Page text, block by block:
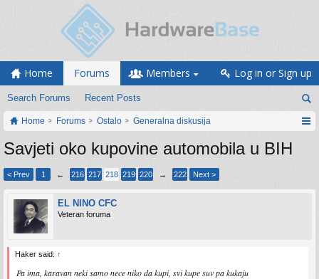
Home Forums
Search Forums Recent Posts
Members Log in or Sign up
Home Forums Ostalo Generalna diskusija
Savjeti oko kupovine automobila u BIH
< Prev 1 ← 216 217 218 219 220 → 222 Next >
EL NINO CFC
Veteran foruma
Haker said: ↑
Pa ima, karavan neki samo nece niko da kupi, svi kupe suv pa kukaju